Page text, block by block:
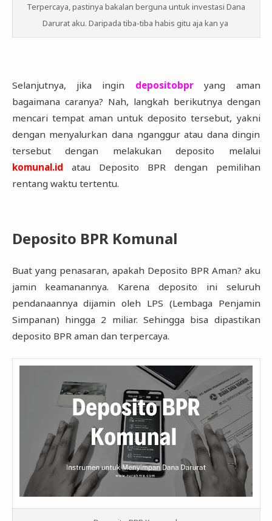
Terpercaya, pastinya bakalan berguna untuk investasi Dana
Darurat aku. Daripada tiba-tiba habis gitu aja kan ya
Selanjutnya, jika ingin depositobpryang aman
bagaimana caranya? Nah, langkah berikutnya ‎dengan
mencari tempat aman untuk deposito tersebut, yakni
dengan menyalurkan dana ‎nganggur atau dana dingin
tersebut dengan melakukan deposito melalui
komunal.id atau ‎Deposito BPR dengan pemilihan
rentang waktu tertentu.‎
Deposito BPR Komunal
Buat yang penasaran, apakah Deposito BPR Aman? aku
jamin keamanannya. Karena deposito ‎ini seluruh
pendanaannya dijamin oleh LPS (Lembaga Penjamin
Simpanan) hingga 2 miliar. ‎Sehingga bisa dipastikan
deposito BPR aman dan terpercaya. ‎